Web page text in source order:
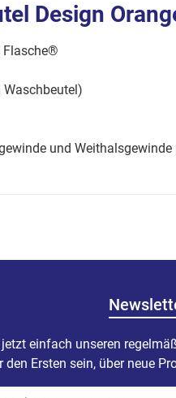
Design
Flasche®
und Weithalsgewinde
einfach unseren
den Ersten sein, über neue